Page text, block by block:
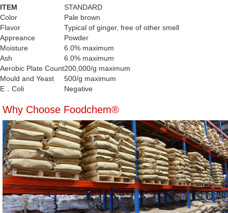
ITEM
STANDARD
Color
Pale brown
Flavor
Typical of ginger, free of other smell
Appreance
Powder
Moisture
6.0% maximum
Ash
6.0% maximum
Aerobic Plate Count200,000/g maximum
Mould and Yeast
500/g maximum
E．Coli
Negative
Why Choose Foodchem®